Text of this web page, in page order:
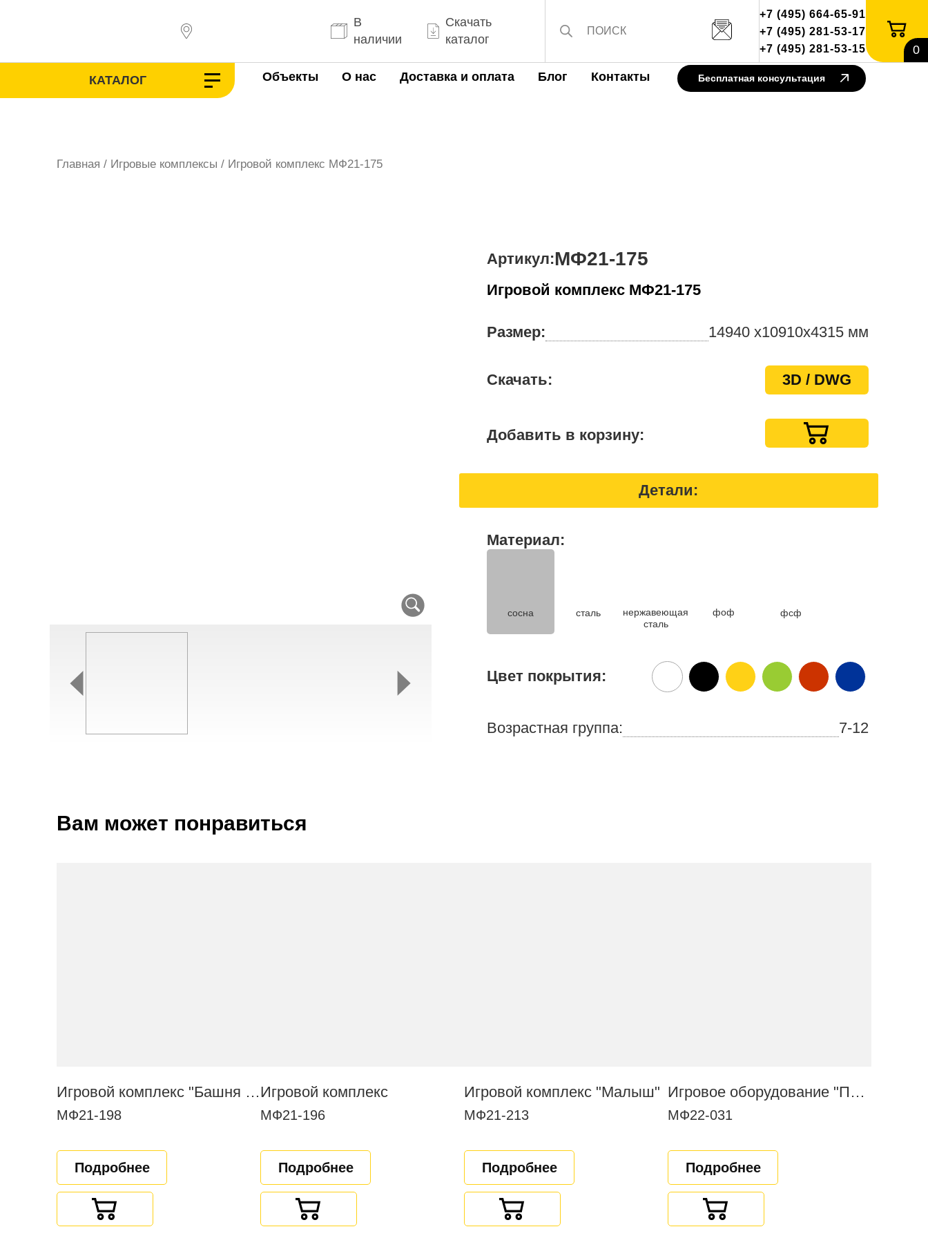
В
наличии
Скачать
каталог
+7 (495) 664-65-91
+7 (495) 281-53-17
+7 (495) 281-53-15
0
КАТАЛОГ Объекты О нас Доставка и оплата Блог Контакты Бесплатная консультация
Главная / Игровые комплексы / Игровой комплекс МФ21-175
Артикул:МФ21-175
Игровой комплекс МФ21-175
Размер: 14940 x10910х4315 мм
Скачать: 3D / DWG
Добавить в корзину:
Детали:
Материал:
сосна сталь
нержавеющая
сталь
фоф фсф
Цвет покрытия:
Возрастная группа: 7-12
Вам может понравиться
Игровой комплекс "Башня с сетью"
МФ21-198
Подробнее
Игровой комплекс
МФ21-196
Подробнее
Игровой комплекс "Малыш"
МФ21-213
Подробнее
Игровое оборудование "Паровоз с вагончиком"
МФ22-031
Подробнее